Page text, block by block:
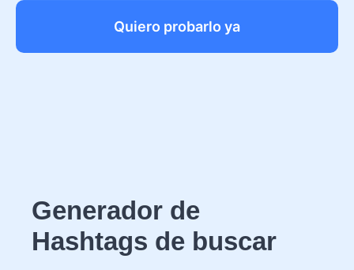
Quiero probarlo ya
Generador de
Hashtags de buscar